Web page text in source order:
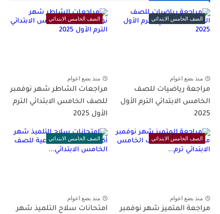
الصف الخامس الابتدائي
منذ بضع اعوام
مراجعة رياضيات للصف
الخامس الابتدائي الترم الأول
2025
الصف الخامس الابتدائي
منذ بضع اعوام
مراجعات الشاطر شهر نوفمبر
للصف الخامس الابتدائي الترم
الأول 2025
الصف الخامس الابتدائي
منذ بضع اعوام
مراجعة المتميز شهر نوفمبر
الصف الخامس الابتدائي
منذ بضع اعوام
امتحانات سلاح التلميذ شهر